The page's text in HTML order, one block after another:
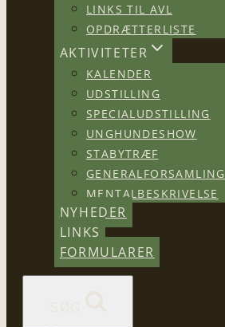
LINKS TIL AVL
OPDRÆTTERLISTE
AKTIVITETER
KALENDER
UDSTILLING
SPECIALUDSTILLING
UNGHUNDESHOW
STABYTRÆF
GENERALFORSAMLING
MENTALBESKRIVELSE
NYHEDER
LINKS
FORMULARER